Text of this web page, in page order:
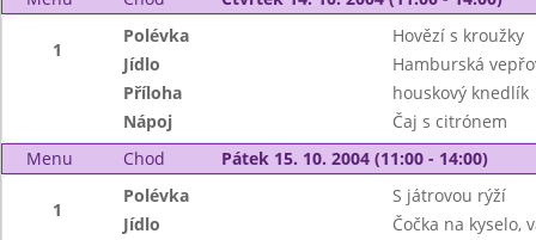
1
Polévka
Hovězí s kroužky
Jídlo
Hamburská
Příloha
houskový knedlík
Nápoj
Čaj s citrónem
Menu
Chod Pátek 15. 10. 2004 (11:00 - 14:00)
1
Polévka
S játrovou rýží
Jídlo
Čočka na kyselo,